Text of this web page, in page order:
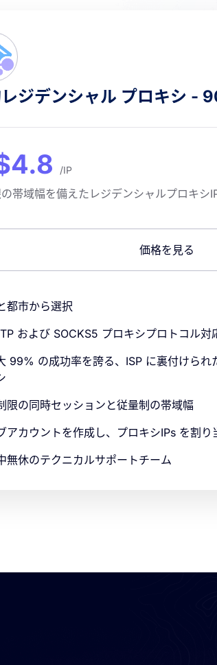
ジデンシャル プロキシ -
/IP
帯域幅を備えたレジデンシャルプロキシ
価格を見る
都市から選択
および SOCKS5 プロキシプロトコル対
99% の成功率を誇る、ISP に裏付けられ
限の同時セッションと従量制の帯域幅
アカウントを作成し、プロキシIPs を割り
無休のテクニカルサポートチーム